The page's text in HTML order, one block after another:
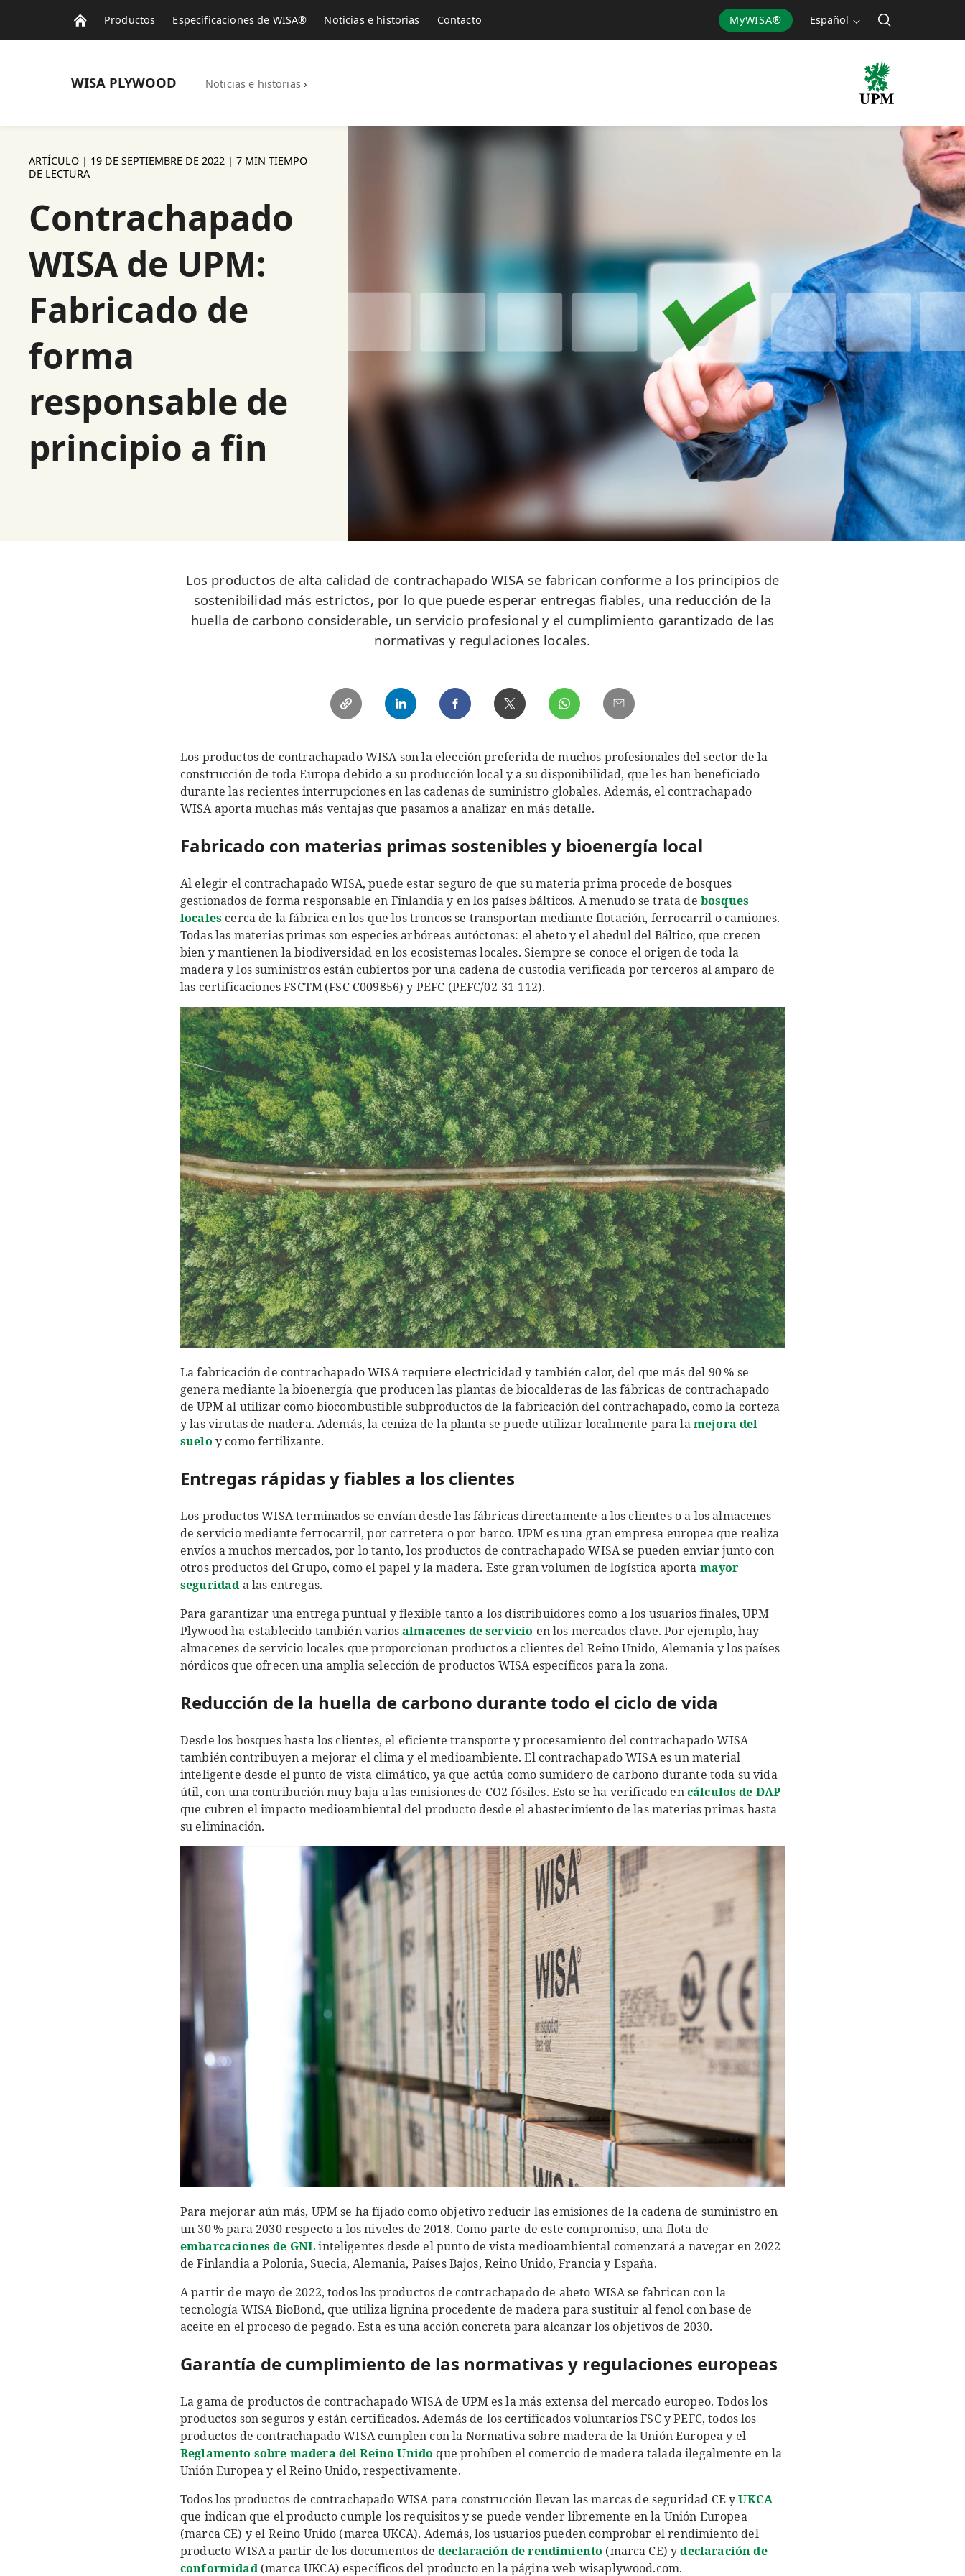
MyWISA® Español
Productos Especificaciones de WISA® Noticias e historias Contacto
WISA PLYWOOD Noticias e historias ›
ARTÍCULO | 19 DE SEPTIEMBRE DE 2022 | 7 MIN TIEMPO
DE LECTURA
Contrachapado
WISA de UPM:
Fabricado de
forma
responsable de
principio a fin
Los productos de alta calidad de contrachapado WISA se fabrican conforme a los principios de
sostenibilidad más estrictos, por lo que puede esperar entregas fiables, una reducción de la
huella de carbono considerable, un servicio profesional y el cumplimiento garantizado de las
normativas y regulaciones locales.
Los productos de contrachapado WISA son la elección preferida de muchos profesionales del sector de la
construcción de toda Europa debido a su producción local y a su disponibilidad, que les han beneficiado
durante las recientes interrupciones en las cadenas de suministro globales. Además, el contrachapado
WISA aporta muchas más ventajas que pasamos a analizar en más detalle.
Fabricado con materias primas sostenibles y bioenergía local
Al elegir el contrachapado WISA, puede estar seguro de que su materia prima procede de bosques
gestionados de forma responsable en Finlandia y en los países bálticos. A menudo se trata de bosques
locales cerca de la fábrica en los que los troncos se transportan mediante flotación, ferrocarril o camiones.
Todas las materias primas son especies arbóreas autóctonas: el abeto y el abedul del Báltico, que crecen
bien y mantienen la biodiversidad en los ecosistemas locales. Siempre se conoce el origen de toda la
madera y los suministros están cubiertos por una cadena de custodia verificada por terceros al amparo de
las certificaciones FSCTM(FSC C009856) y PEFC (PEFC/02-31-112).
La fabricación de contrachapado WISA requiere electricidad y también calor, del que más del 90 % se
genera mediante la bioenergía que producen las plantas de biocalderas de las fábricas de contrachapado
de UPM al utilizar como biocombustible subproductos de la fabricación del contrachapado, como la corteza
y las virutas de madera. Además, la ceniza de la planta se puede utilizar localmente para lamejora del
suelo y como fertilizante.
Entregas rápidas y fiables a los clientes
Los productos WISA terminados se envían desde las fábricas directamente a los clientes o a los almacenes
de servicio mediante ferrocarril, por carretera o por barco. UPM es una gran empresa europea que realiza
envíos a muchos mercados, por lo tanto, los productos de contrachapado WISA se pueden enviar junto con
otros productos del Grupo, como el papel y la madera. Este gran volumen de logística aporta mayor
seguridada las entregas.
Para garantizar una entrega puntual y flexible tanto a los distribuidores como a los usuarios finales, UPM
Plywood ha establecido también variosalmacenes de servicio en los mercados clave. Por ejemplo, hay
almacenes de servicio locales que proporcionan productos a clientes del Reino Unido, Alemania y los países
nórdicos que ofrecen una amplia selección de productos WISA específicos para la zona.
Reducción de la huella de carbono durante todo el ciclo de vida
Desde los bosques hasta los clientes, el eficiente transporte y procesamiento del contrachapado WISA
también contribuyen a mejorar el clima y el medioambiente. El contrachapado WISA es un material
inteligente desde el punto de vista climático, ya que actúa como sumidero de carbono durante toda su vida
útil, con una contribución muy baja a las emisiones de CO2 fósiles. Esto se ha verificado encálculos de DAP
que cubren el impacto medioambiental del producto desde el abastecimiento de las materias primas hasta
su eliminación.
Para mejorar aún más, UPM se ha fijado como objetivo reducir las emisiones de la cadena de suministro en
un 30 % para 2030 respecto a los niveles de 2018. Como parte de este compromiso, una flota de
embarcaciones de GNLinteligentes desde el punto de vista medioambiental comenzará a navegar en 2022
de Finlandia a Polonia, Suecia, Alemania, Países Bajos, Reino Unido, Francia y España.
A partir de mayo de 2022, todos los productos de contrachapado de abeto WISA se fabrican con la
tecnología WISA BioBond, que utiliza lignina procedente de madera para sustituir al fenol con base de
aceite en el proceso de pegado. Esta es una acción concreta para alcanzar los objetivos de 2030.
Garantía de cumplimiento de las normativas y regulaciones europeas
La gama de productos de contrachapado WISA de UPM es la más extensa del mercado europeo. Todos los
productos son seguros y están certificados. Además de los certificados voluntarios FSC y PEFC, todos los
productos de contrachapado WISA cumplen con la Normativa sobre madera de la Unión Europea y el
Reglamento sobre madera del Reino Unido que prohíben el comercio de madera talada ilegalmente en la
Unión Europea y el Reino Unido, respectivamente.
Todos los productos de contrachapado WISA para construcción llevan las marcas de seguridad CE yUKCA
que indican que el producto cumple los requisitos y se puede vender libremente en la Unión Europea
(marca CE) y el Reino Unido (marca UKCA). Además, los usuarios pueden comprobar el rendimiento del
producto WISA a partir de los documentos dedeclaración de rendimiento (marca CE) ydeclaración de
conformidad(marca UKCA) específicos del producto en la página web wisaplywood.com.